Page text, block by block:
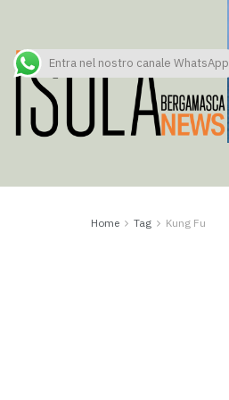
Home Tag Kung Fu
Entra nel nostro canale WhatsApp